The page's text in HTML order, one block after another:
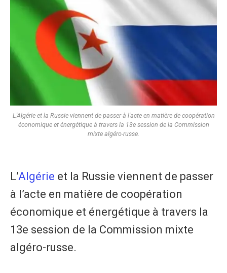
L'Algérie et la Russie viennent de passer à l'acte en matière de coopération
économique et énergétique à travers la 13e session de la Commission
mixte algéro-russe.
​L’Algérie et la Russie viennent de passer
à l’acte en matière de coopération
économique et énergétique à travers la
13e session de la Commission mixte
algéro-russe.